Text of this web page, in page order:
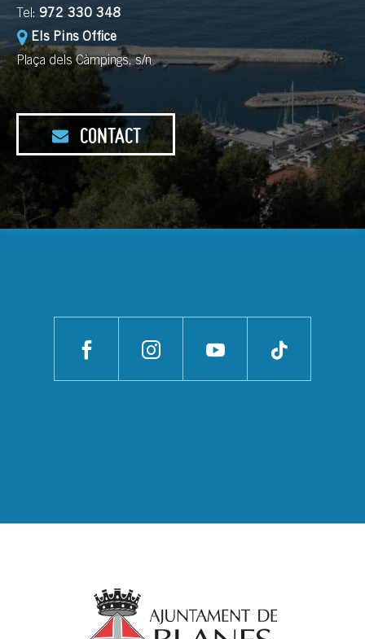
Tel: 972 330 348
Els Pins Office
Plaça dels Càmpings, s/n
CONTACT